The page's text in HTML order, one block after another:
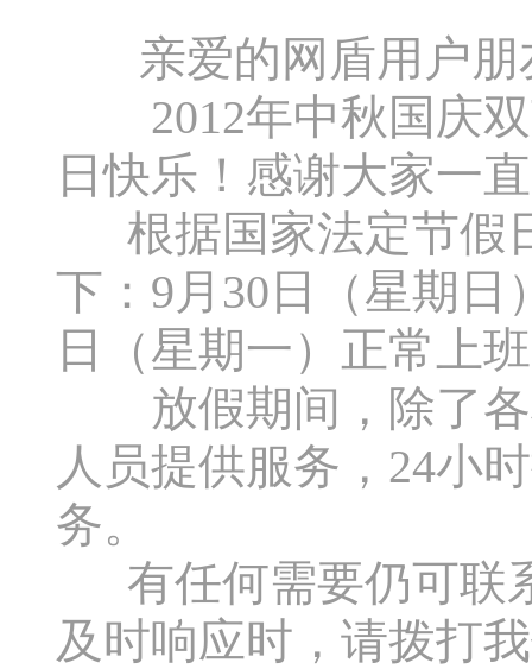
亲爱的网盾用户朋
2012年中秋国庆双
日快乐！感谢大家一
根据国家法定节假
下：9月30日（星期日
日（星期一）正常上
放假期间，除了各
人员提供服务，24小
务。
有任何需要仍可联
及时响应时，请拨打